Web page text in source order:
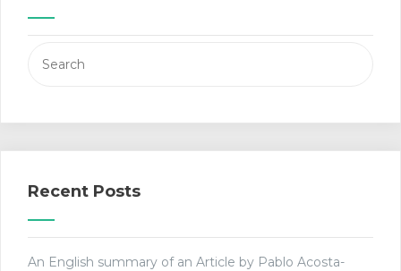
for:
Recent Posts
An English summary of an Article by Pablo Acosta-